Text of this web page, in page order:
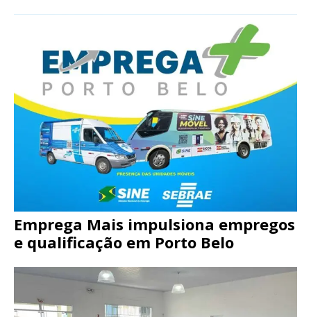
Emprega Mais impulsiona empregos
e qualificação em Porto Belo